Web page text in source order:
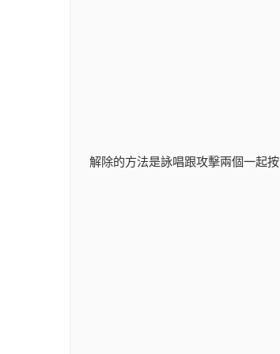
解除的方法是詠唱跟攻擊兩個一起按